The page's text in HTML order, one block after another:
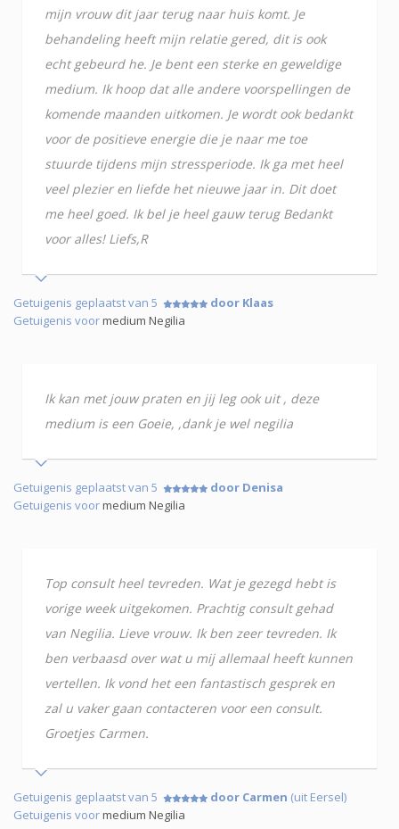
mijn vrouw dit jaar terug naar huis komt. Je
behandeling heeft mijn relatie gered, dit is ook
echt gebeurd he. Je bent een sterke en geweldige
medium. Ik hoop dat alle andere voorspellingen de
komende maanden uitkomen. Je wordt ook bedankt
voor de positieve energie die je naar me toe
stuurde tijdens mijn stressperiode. Ik ga met heel
veel plezier en liefde het nieuwe jaar in. Dit doet
me heel goed. Ik bel je heel gauw terug Bedankt
voor alles! Liefs,R
Getuigenis geplaatst van 5
door Klaas
Getuigenis voormedium Negilia
Ik kan met jouw praten en jij leg ook uit , deze
medium is een Goeie, ,dank je wel negilia
Getuigenis geplaatst van 5
door Denisa
Getuigenis voormedium Negilia
Top consult heel tevreden. Wat je gezegd hebt is
vorige week uitgekomen. Prachtig consult gehad
van Negilia. Lieve vrouw. Ik ben zeer tevreden. Ik
ben verbaasd over wat u mij allemaal heeft kunnen
vertellen. Ik vond het een fantastisch gesprek en
zal u vaker gaan contacteren voor een consult.
Groetjes Carmen.
Getuigenis geplaatst van 5 door Carmen (uit Eersel)
Getuigenis voormedium Negilia